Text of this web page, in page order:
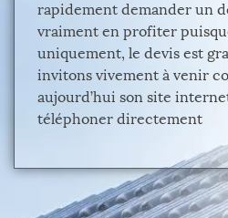
rapidement demander un
vraiment en profiter
uniquement, le devis est
invitons vivement à venir
aujourd’hui son site
téléphoner directement